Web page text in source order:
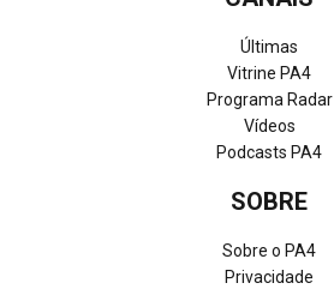
Últimas
Vitrine PA4
Programa Radar
Vídeos
Podcasts PA4
SOBRE
Sobre o PA4
Privacidade